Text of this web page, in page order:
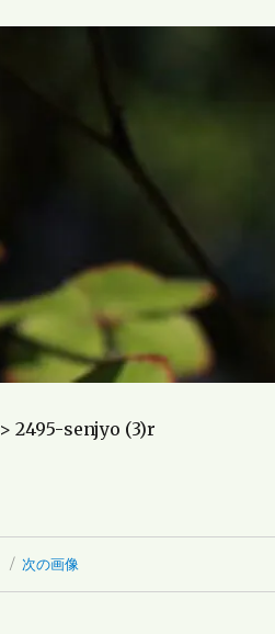
>2495-senjyo (3)r
次の画像